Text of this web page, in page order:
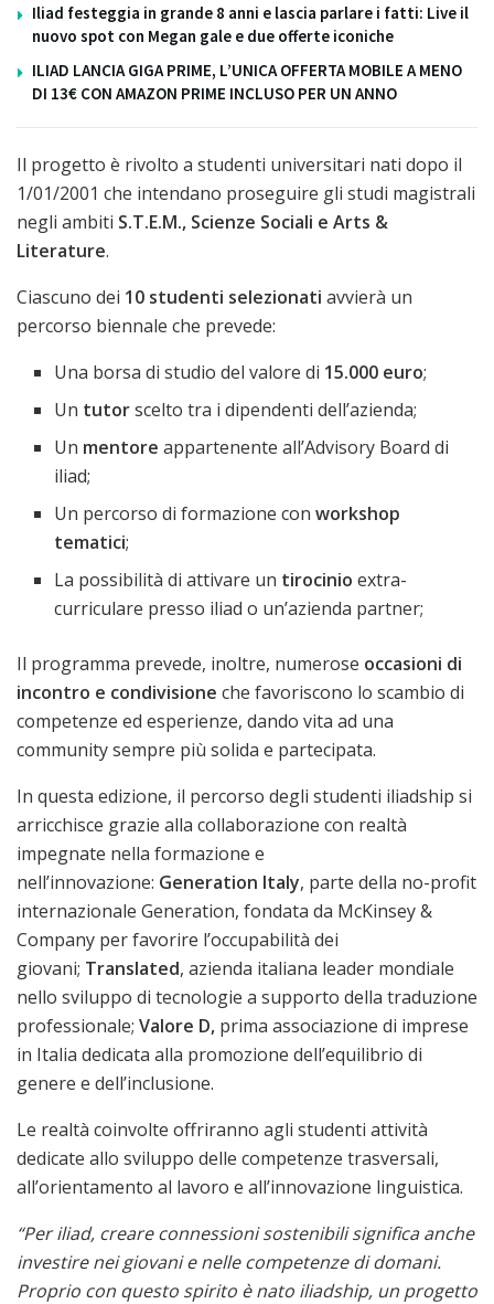
Iliad festeggia in grande 8 anni e lascia parlare i fatti: Live il
nuovo spot con Megan gale e due offerte iconiche
ILIAD LANCIA GIGA PRIME, L’UNICA OFFERTA MOBILE A MENO
DI 13€ CON AMAZON PRIME INCLUSO PER UN ANNO
Il progetto è rivolto a studenti universitari nati dopo il
1/01/2001 che intendano proseguire gli studi magistrali
negli ambiti S.T.E.M., Scienze Sociali e Arts &
Literature.
Ciascuno dei 10 studenti selezionati avvierà un
percorso biennale che prevede:
Una borsa di studio del valore di 15.000 euro;
Un tutorscelto tra i dipendenti dell’azienda;
Un mentore appartenente all’Advisory Board di
iliad;
Un percorso di formazione conworkshop
tematici;
La possibilità di attivare un tirocinio extra-
curriculare presso iliad o un’azienda partner;
Il programma prevede, inoltre, numerose occasioni di
incontro e condivisione che favoriscono lo scambio di
competenze ed esperienze, dando vita ad una
community sempre più solida e partecipata.
In questa edizione, il percorso degli studenti iliadship si
arricchisce grazie alla collaborazione con realtà
impegnate nella formazione e
nell’innovazione: Generation Italy, parte della no-profit
internazionale Generation, fondata da McKinsey &
Company per favorire l’occupabilità dei
giovani; Translated, azienda italiana leader mondiale
nello sviluppo di tecnologie a supporto della traduzione
professionale; Valore D, prima associazione di imprese
in Italia dedicata alla promozione dell’equilibrio di
genere e dell’inclusione.
Le realtà coinvolte offriranno agli studenti attività
dedicate allo sviluppo delle competenze trasversali,
all’orientamento al lavoro e all’innovazione linguistica.
“Per iliad, creare connessioni sostenibili significa anche
investire nei giovani e nelle competenze di domani.
Proprio con questo spirito è nato iliadship, un progetto